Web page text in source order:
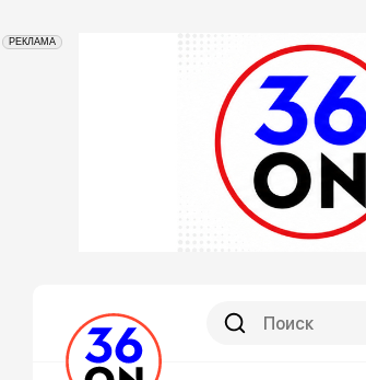
РЕКЛАМА